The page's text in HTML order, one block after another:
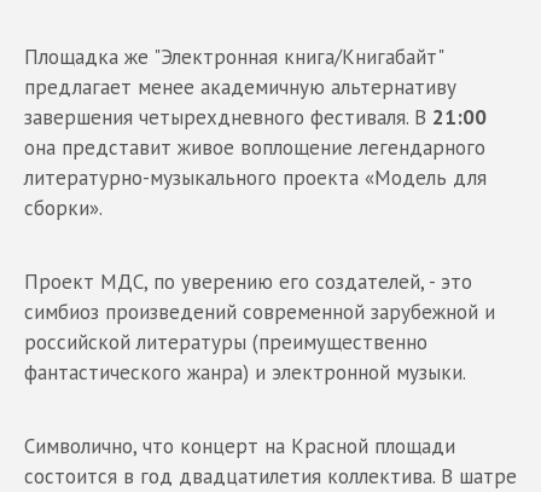
Площадка же "Электронная книга/Книгабайт"
предлагает менее академичную альтернативу
завершения четырехдневного фестиваля. В 21:00
она представит живое воплощение легендарного
литературно-музыкального проекта «Модель для
сборки».
Проект МДС, по уверению его создателей, - это
симбиоз произведений современной зарубежной и
российской литературы (преимущественно
фантастического жанра) и электронной музыки.
Символично, что концерт на Красной площади
состоится в год двадцатилетия коллектива. В шатре